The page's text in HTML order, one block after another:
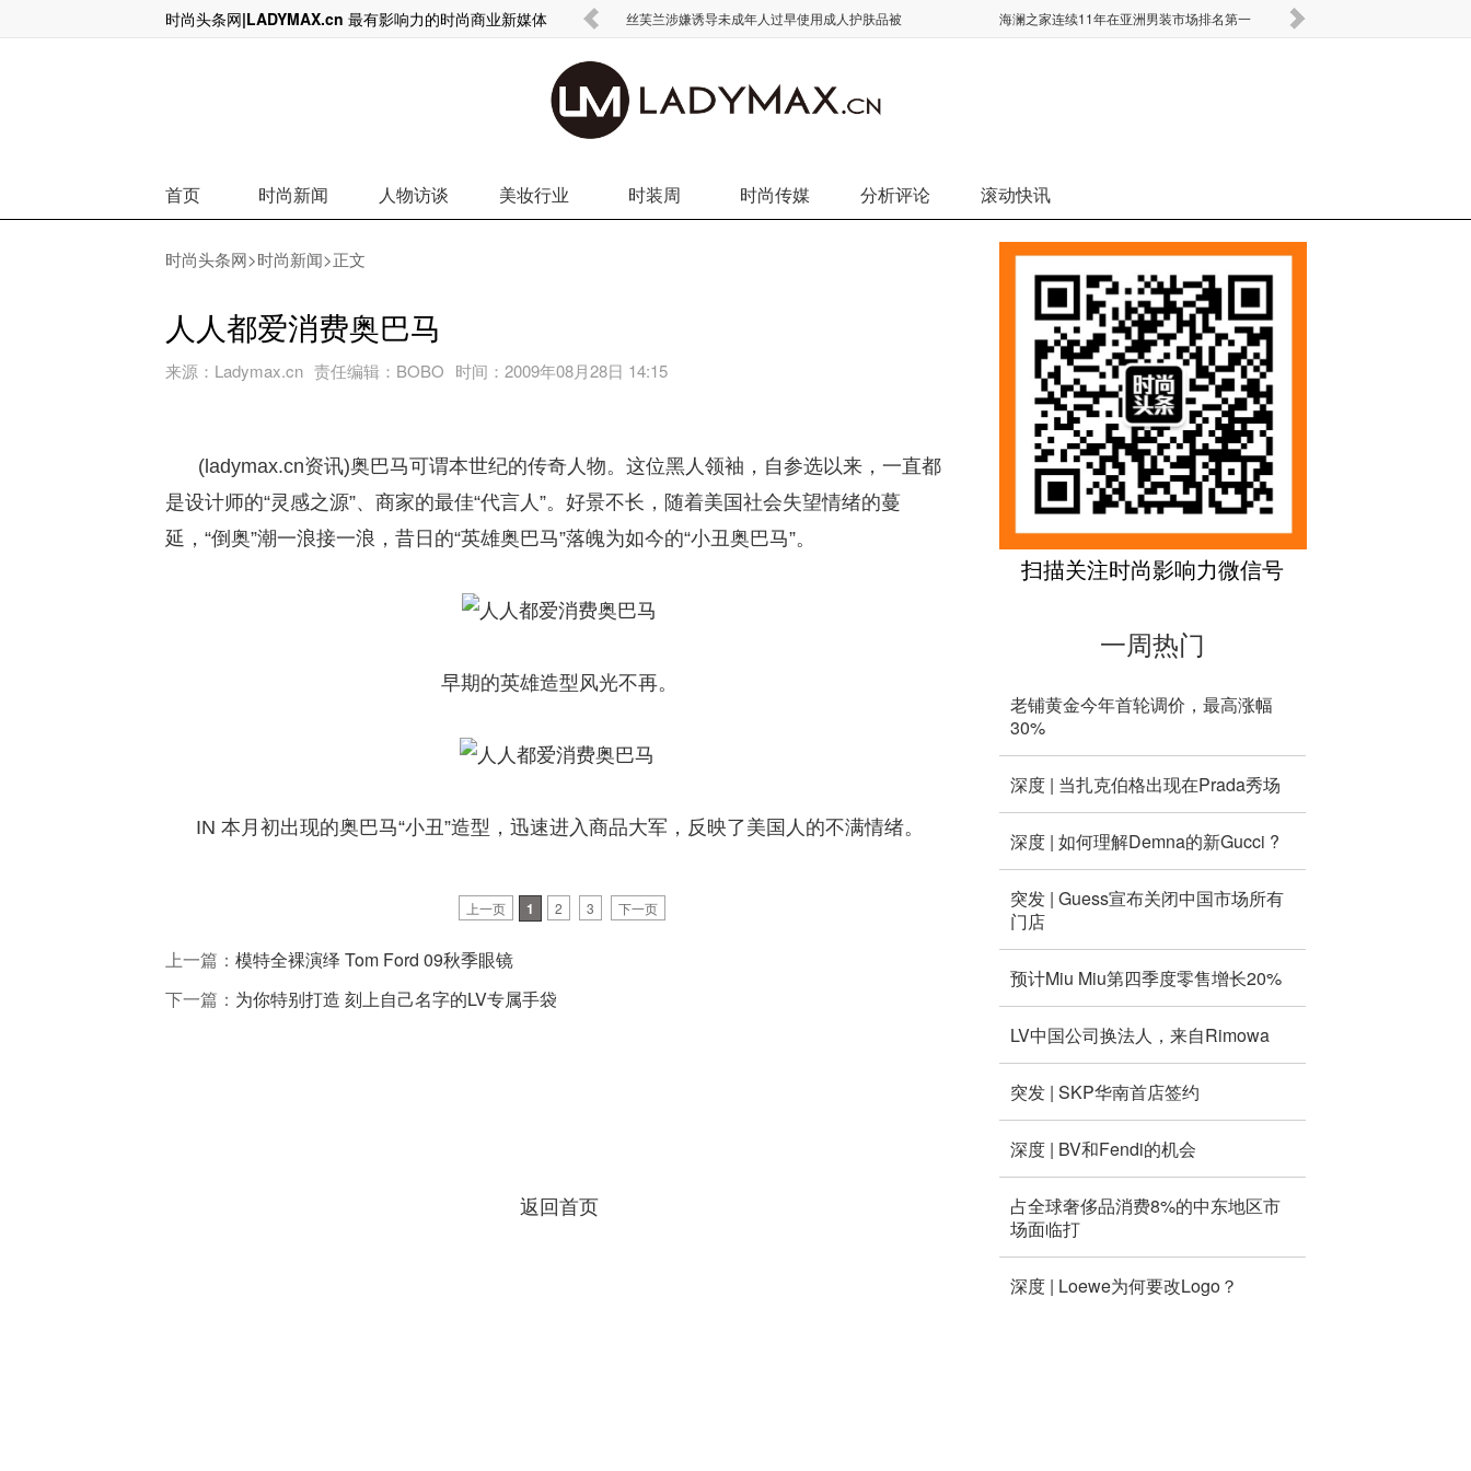
时尚头条网|LADYMAX.cn 最有影响力的时尚商业新媒体
看高一线Gucci的传播 丝芙兰涉嫌诱导未成年人过早使用成人护肤品被 海澜之家连续11年在亚洲男装市场排名第一
首页 时尚新闻 人物访谈 美妆行业 时装周 时尚传媒 分析评论 滚动快讯
时尚头条网>时尚新闻>正文
人人都爱消费奥巴马
来源： Ladymax.cn 责任编辑： BOBO 时间： 2009年08月28日 14:15
(ladymax.cn资讯)奥巴马可谓本世纪的传奇人物。这位黑人领袖，自参选以来，一直都
是设计师的“灵感之源”、商家的最佳“代言人”。好景不长，随着美国社会失望情绪的蔓
延，“倒奥”潮一浪接一浪，昔日的“英雄奥巴马”落魄为如今的“小丑奥巴马”。
早期的英雄造型风光不再。
IN 本月初出现的奥巴马“小丑”造型，迅速进入商品大军，反映了美国人的不满情绪。
上一页 1 2 3 下一页
上一篇： 模特全裸演绎 Tom Ford 09秋季眼镜
下一篇： 为你特别打造 刻上自己名字的LV专属手袋
返回首页
扫描关注时尚影响力微信号
一周热门
老铺黄金今年首轮调价，最高涨幅
30%
深度 | 当扎克伯格出现在Prada秀场
深度 | 如何理解Demna的新Gucci ?
突发 | Guess宣布关闭中国市场所有
门店
预计Miu Miu第四季度零售增长20%
LV中国公司换法人，来自Rimowa
突发 | SKP华南首店签约
深度 | BV和Fendi的机会
占全球奢侈品消费8%的中东地区市
场面临打
深度 | Loewe为何要改Logo？